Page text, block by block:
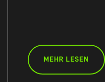
MEHR LESEN